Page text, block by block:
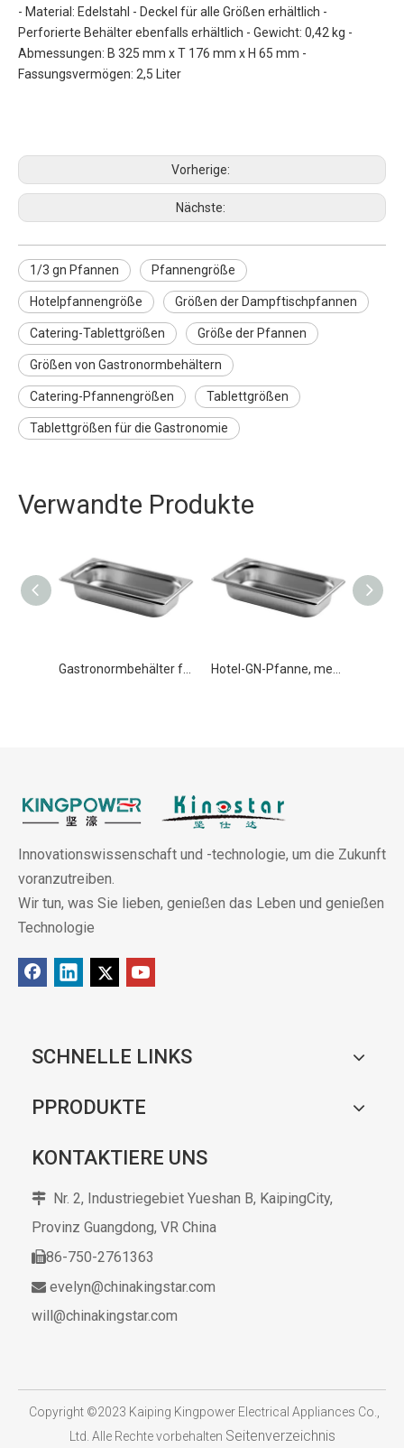
- Material: Edelstahl - Deckel für alle Größen erhältlich -
Perforierte Behälter ebenfalls erhältlich - Gewicht: 0,42 kg -
Abmessungen: B 325 mm x T 176 mm x H 65 mm -
Fassungsvermögen: 2,5 Liter
Vorherige:
Nächste:
1/3 gn Pfannen Pfannengröße
Hotelpfannengröße Größen der Dampftischpfannen
Catering-Tablettgrößen Größe der Pfannen
Größen von Gastronormbehältern
Catering-Pfannengrößen Tablettgrößen
Tablettgrößen für die Gastronomie
Verwandte Produkte
Innovationswissenschaft und -technologie, um die Zukunft
voranzutreiben.
Wir tun, was Sie lieben, genießen das Leben und genießen
Technologie
SCHNELLE LINKS
PPRODUKTE
KONTAKTIERE UNS

Nr. 2, Industriegebiet Yueshan B, KaipingCity,
Provinz Guangdong, VR China
86-750-2761363
 evelyn@chinakingstar.com
will@chinakingstar.com
Copyright ©2023 Kaiping Kingpower Electrical Appliances Co.,
Ltd. Alle Rechte vorbehalten Seitenverzeichnis